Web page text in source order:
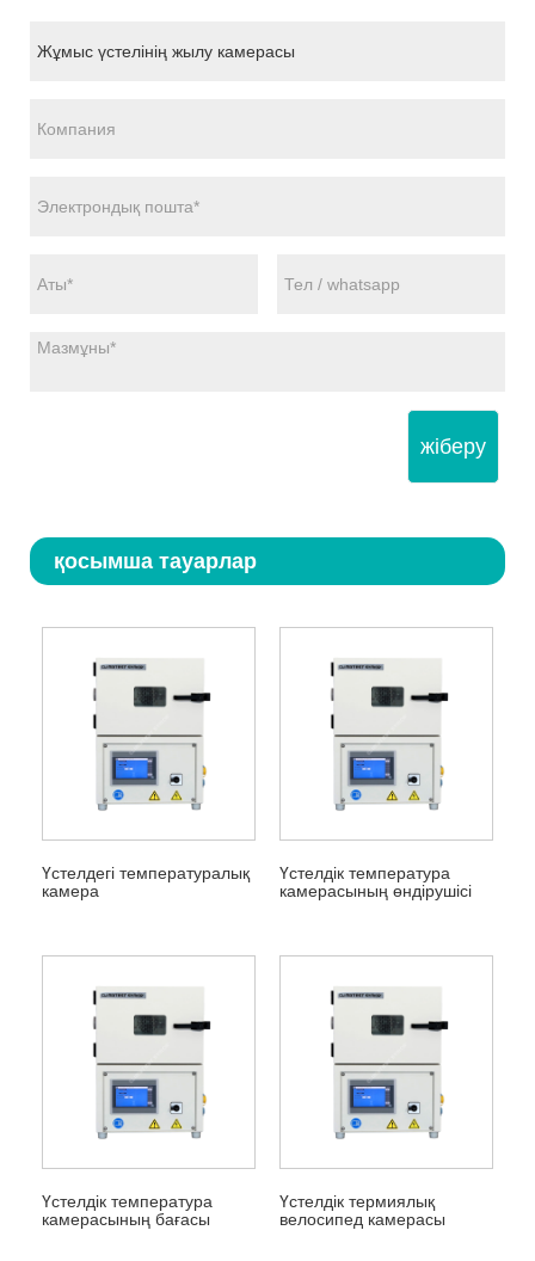
жіберу
қосымша тауарлар
Үстелдегі температуралық
камера
Үстелдік температура
камерасының өндірушісі
Үстелдік температура
камерасының бағасы
Үстелдік термиялық
велосипед камерасы